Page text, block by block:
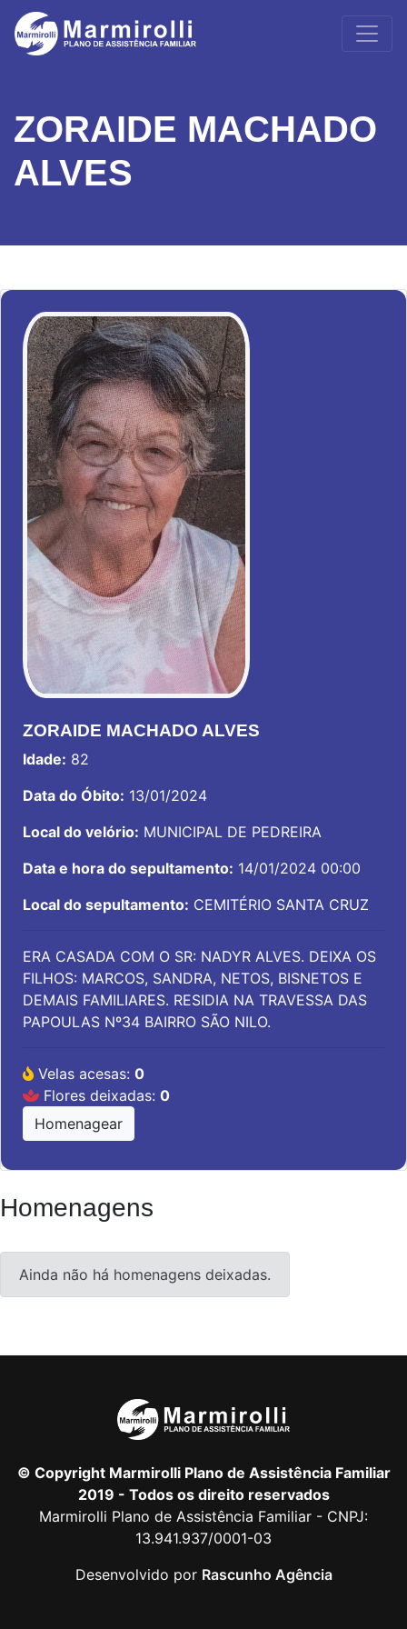
ZORAIDE MACHADO
ALVES
ZORAIDE MACHADO ALVES
Idade: 82
Data do Óbito: 13/01/2024
Local do velório: MUNICIPAL DE PEDREIRA
Data e hora do sepultamento: 14/01/2024 00:00
Local do sepultamento: CEMITÉRIO SANTA CRUZ
ERA CASADA COM O SR: NADYR ALVES. DEIXA OS
FILHOS: MARCOS, SANDRA, NETOS, BISNETOS E
DEMAIS FAMILIARES. RESIDIA NA TRAVESSA DAS
PAPOULAS Nº34 BAIRRO SÃO NILO.
Velas acesas: 0
Flores deixadas: 0
Homenagear
Homenagens
Ainda não há homenagens deixadas.
© Copyright Marmirolli Plano de Assistência Familiar
2019 - Todos os direito reservados
Marmirolli Plano de Assistência Familiar - CNPJ:
13.941.937/0001-03
Desenvolvido por Rascunho Agência